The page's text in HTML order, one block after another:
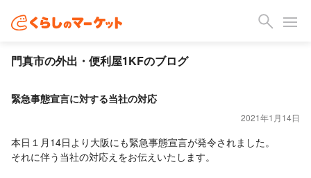
門真市の外出・便利屋1KFのブログ
緊急事態宣言に対する当社の対応
2021年1月14日
本日１月14日より大阪にも緊急事態宣言が発令されました。
それに伴う当社の対応えをお伝えいたします。